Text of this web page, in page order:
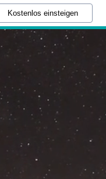
Kostenlos einsteigen